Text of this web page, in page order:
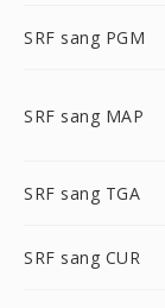
SRF sang PGM
SRF sang MAP
SRF sang TGA
SRF sang CUR